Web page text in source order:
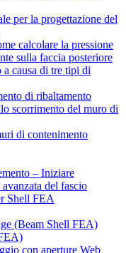
per la progettazione del
calcolare la pressione
sulla faccia posteriore
a causa di tre tipi di
di ribaltamento
scorrimento del muro di
di contenimento
– Iniziare
del fascio
Shell FEA
(Beam Shell FEA)
con aperture Web